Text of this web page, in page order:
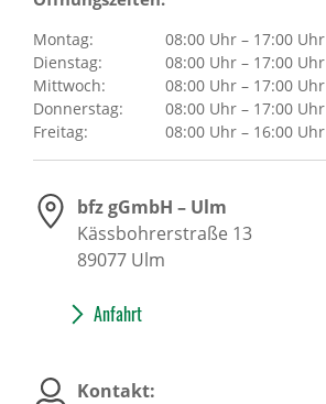
Montag:
08:00 Uhr – 17:00 Uhr
Dienstag:
08:00 Uhr – 17:00 Uhr
Mittwoch:
08:00 Uhr – 17:00 Uhr
Donnerstag:
08:00 Uhr – 17:00 Uhr
Freitag:
08:00 Uhr – 16:00 Uhr
bfz gGmbH – Ulm
Kässbohrerstraße 13
89077 Ulm
Anfahrt
Kontakt: